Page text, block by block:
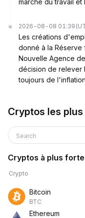
marché du travail et
2026-08-08 01:39
Les créations
donné à la
Nouvelle Agence
décision de relever
toujours de
Cryptos les
Search
Cryptos à plus
Crypto
Bitcoin
BTC
Ethereum